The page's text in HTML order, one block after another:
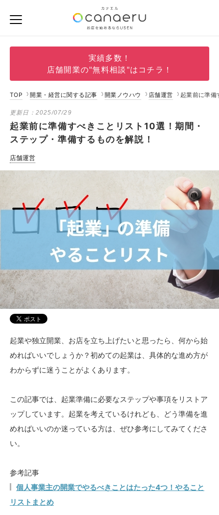
実績多数！
店舗開業の"無料相談"はコチラ！
TOP 開業・経営に関する記事 開業ノウハウ 店舗運営 起業前に準
更新日： 2025/07/29
起業前に準備すべきことリスト10選！期間・
ステップ・準備するものを解説！
店舗運営
起業や独立開業、お店を立ち上げたいと思ったら、何から始
めればいいでしょうか？初めての起業は、具体的な進め方が
わからずに迷うことがよくあります。
この記事では、起業準備に必要なステップや事項をリストア
ップしています。起業を考えているけれども、どう準備を進
めればいいのか迷っている方は、ぜひ参考にしてみてくださ
い。
参考記事
個人事業主の開業でやるべきことはたった4つ！やること
リストまとめ